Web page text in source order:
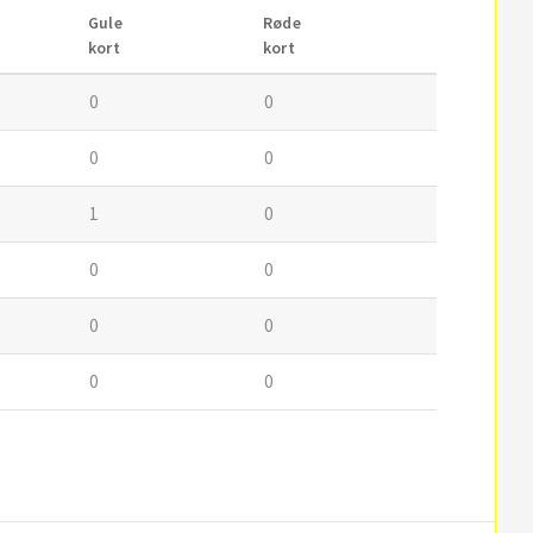
Gule
kort
Røde
kort
0 0
0 0
1 0
0 0
0 0
0 0